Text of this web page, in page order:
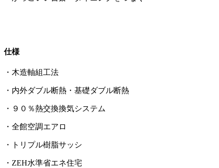
仕様
・木造軸組工法
・内外ダブル断熱・基礎ダブル断熱
・９０％熱交換換気システム
・全館空調エアロ
・トリプル樹脂サッシ
・ZEH水準省エネ住宅